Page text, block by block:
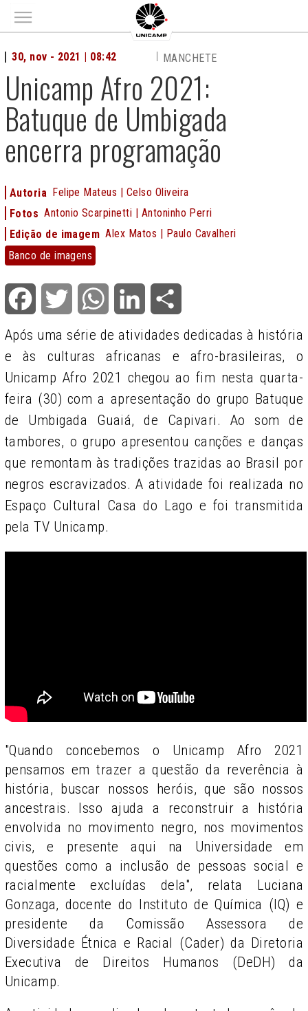
Main menu
Unicamp Afro 2021:
Batuque de Umbigada
encerra programação
30, nov - 2021 | 08:42 MANCHETE
Autoria Felipe Mateus | Celso Oliveira
Fotos Antonio Scarpinetti | Antoninho Perri
Edição de imagem Alex Matos | Paulo Cavalheri
Banco
de
imagens
Banco de imagens
Facebook Twitter WhatsApp LinkedIn
Após uma série de atividades dedicadas à história
e às culturas africanas e afro-brasileiras, o
Unicamp Afro 2021 chegou ao fim nesta quarta-
feira (30) com a apresentação do grupo Batuque
de Umbigada Guaiá, de Capivari. Ao som de
tambores, o grupo apresentou canções e danças
que remontam às tradições trazidas ao Brasil por
negros escravizados. A atividade foi realizada no
Espaço Cultural Casa do Lago e foi transmitida
pela TV Unicamp.
"Quando concebemos o Unicamp Afro 2021
pensamos em trazer a questão da reverência à
história, buscar nossos heróis, que são nossos
ancestrais. Isso ajuda a reconstruir a história
envolvida no movimento negro, nos movimentos
civis, e presente aqui na Universidade em
questões como a inclusão de pessoas social e
racialmente excluídas dela", relata Luciana
Gonzaga, docente do Instituto de Química (IQ) e
presidente da Comissão Assessora de
Diversidade Étnica e Racial (Cader) da Diretoria
Executiva de Direitos Humanos (DeDH) da
Unicamp.